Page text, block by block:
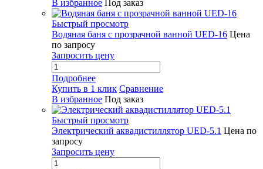
В избранное Под заказ
Быстрый просмотр
Водяная баня с прозрачной ванной UED-16 Цена
по запросу
Запросить цену
Подробнее
Купить в 1 клик Сравнение
В избранное Под заказ
Быстрый просмотр
Электрический аквадистиллятор UED-5.1 Цена по
запросу
Запросить цену